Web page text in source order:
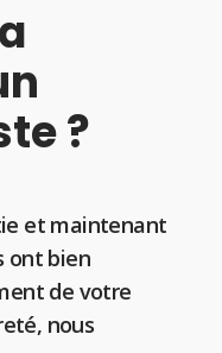
?
et maintenant
ont bien
de votre
nous